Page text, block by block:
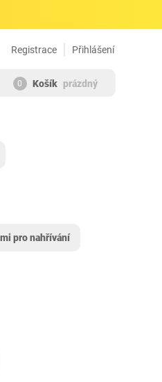
Přihlášení
Registrace
0 Košík prázdný
pro nahřívání